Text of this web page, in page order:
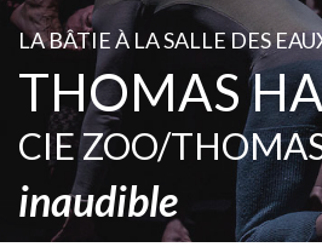
LA BÂTIE À LA SALLE DES
THOMAS
CIE ZOO/
inaudible